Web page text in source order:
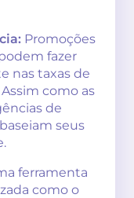
Promoções
fazer
nas taxas de
como as
de
seus
ferramenta
como o